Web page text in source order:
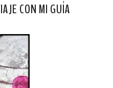
CON MI GUÍA